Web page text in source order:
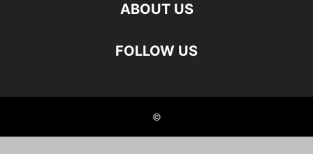
ABOUT US
FOLLOW US
©